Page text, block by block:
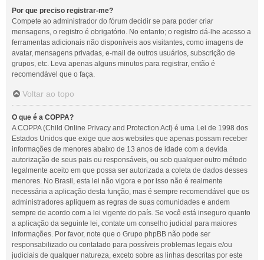
Por que preciso registrar-me?
Compete ao administrador do fórum decidir se para poder criar
mensagens, o registro é obrigatório. No entanto; o registro dá-lhe acesso a
ferramentas adicionais não disponíveis aos visitantes, como imagens de
avatar, mensagens privadas, e-mail de outros usuários, subscrição de
grupos, etc. Leva apenas alguns minutos para registrar, então é
recomendável que o faça.
Voltar ao topo
O que é a COPPA?
A COPPA (Child Online Privacy and Protection Act) é uma Lei de 1998 dos
Estados Unidos que exige que aos websites que apenas possam receber
informações de menores abaixo de 13 anos de idade com a devida
autorização de seus pais ou responsáveis, ou sob qualquer outro método
legalmente aceito em que possa ser autorizada a coleta de dados desses
menores. No Brasil, esta lei não vigora e por isso não é realmente
necessária a aplicação desta função, mas é sempre recomendável que os
administradores apliquem as regras de suas comunidades e andem
sempre de acordo com a lei vigente do país. Se você está inseguro quanto
a aplicação da seguinte lei, contate um conselho judicial para maiores
informações. Por favor, note que o Grupo phpBB não pode ser
responsabilizado ou contatado para possíveis problemas legais e/ou
judiciais de qualquer natureza, exceto sobre as linhas descritas por este